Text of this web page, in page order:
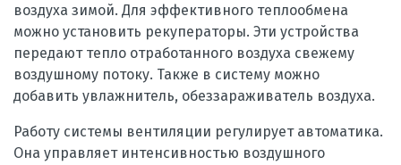
воздуха зимой. Для эффективного теплообмена
можно установить рекуператоры. Эти устройства
передают тепло отработанного воздуха свежему
воздушному потоку. Также в систему можно
добавить увлажнитель, обеззараживатель воздуха.
Работу системы вентиляции регулирует автоматика.
Она управляет интенсивностью воздушного